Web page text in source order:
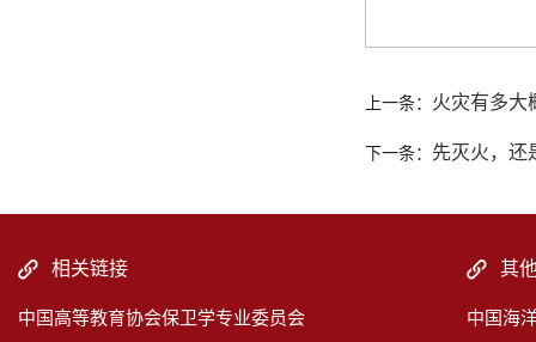
上一条： 火灾有多大
下一条： 先灭火，还
相关链接
中国高等教育协会保卫学专业委员会
其
中国海